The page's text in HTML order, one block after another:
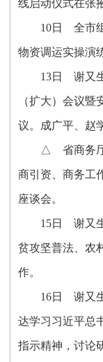
线启动仪式在张
10日 全市
物资调运实操演
13日 谢又
（扩大）会议
议。成广平、赵
△ 省商务
商引资、商务工
座谈会。
15日 谢又
贫攻坚普法、农
作。
16日 谢又
达学习习近平总
指示精神，讨论